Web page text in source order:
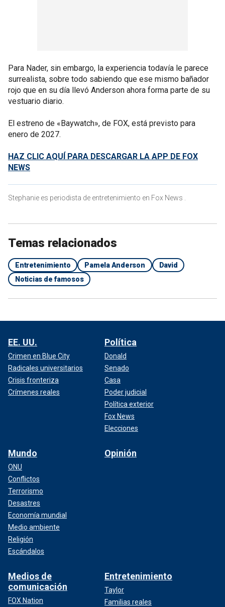
Para Nader, sin embargo, la experiencia todavía le parece
surrealista, sobre todo sabiendo que ese mismo bañador
rojo que en su día llevó Anderson ahora forma parte de su
vestuario diario.
El estreno de «Baywatch», de FOX, está previsto para
enero de 2027.
HAZ CLIC AQUÍ PARA DESCARGAR LA APP DE FOX
NEWS
Stephanie es periodista de entretenimiento en Fox News .
Temas relacionados
Entretenimiento Pamela Anderson
David
Noticias de famosos
EE. UU.
Crimen en Blue City
Radicales universitarios
Crisis fronteriza
Crímenes reales
Política
Donald
Senado
Casa
Poder judicial
Política exterior
Fox News
Elecciones
Mundo
ONU
Conflictos
Terrorismo
Desastres
Economía mundial
Medio ambiente
Religión
Escándalos
Opinión
Medios de
comunicación
FOX Nation
Entretenimiento
Taylor
Familias reales